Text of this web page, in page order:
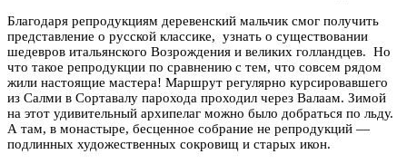
Благодаря репродукциям деревенский мальчик смог получить
представление о русской классике, узнать о существовании
шедевров итальянского Возрождения и великих голландцев. Но
что такое репродукции по сравнению с тем, что совсем рядом
жили настоящие мастера! Маршрут регулярно курсировавшего
из Салми в Сортавалу парохода проходил через Валаам. Зимой
на этот удивительный архипелаг можно было добраться по льду.
А там, в монастыре, бесценное собрание не репродукций —
подлинных художественных сокровищ и старых икон.